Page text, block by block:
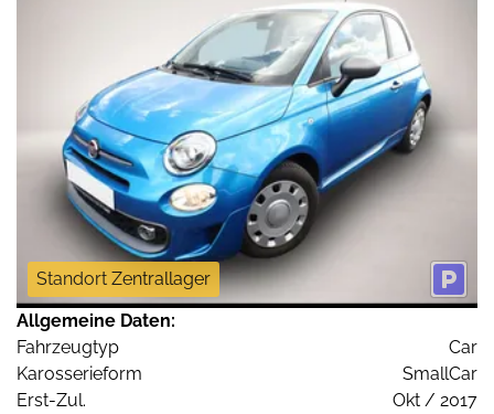
Standort Zentrallager
Allgemeine Daten:
Fahrzeugtyp
Car
Karosserieform
SmallCar
Erst-Zul.
Okt / 2017